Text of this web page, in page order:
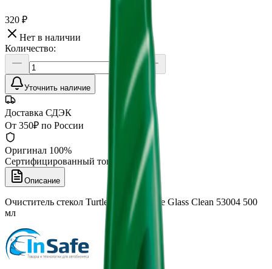
320 ₽
Нет в наличии
Количество:
Уточнить наличие
Доставка СДЭК
От 350₽ по России
Оригинал 100%
Сертифицированный товар
Описание
Очиститель стекол Turtle Wax Clearvue Glass Clean 53004 500
мл